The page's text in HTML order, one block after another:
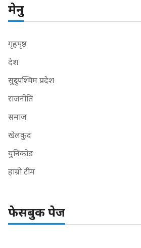
मेनु
गृहपृष्ठ
देश
सुदुरपश्चिम प्रदेश
राजनीति
समाज
खेलकुद
युनिकोड
हाम्रो टीम
फेसबुक पेज